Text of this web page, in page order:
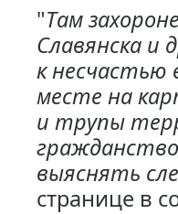
"Там
Славянска и
к
месте на
и трупы
выяснять
странице в